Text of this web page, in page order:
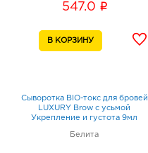
547.0 i
Сыворотка BIO-токс для бровей
LUXURY Brow с усьмой
Укрепление и густота 9мл
Белита